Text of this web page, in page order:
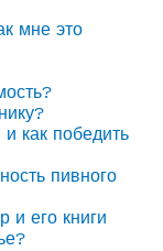
мне это
как победить
пивного
и его книги